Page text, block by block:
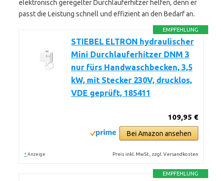
elektronisch geregelter Durchlauferhitzer helfen, denn er
passt die Leistung schnell und effizient an den Bedarf an.
EMPFEHLUNG
STIEBEL ELTRON hydraulischer
Mini Durchlauferhitzer DNM 3
nur fürs Handwaschbecken, 3,5
kW, mit Stecker 230V, drucklos,
VDE geprüft, 185411
109,95 €
Bei Amazon ansehen
* Anzeige Preis inkl. MwSt., zzgl. Versandkosten
EMPFEHLUNG